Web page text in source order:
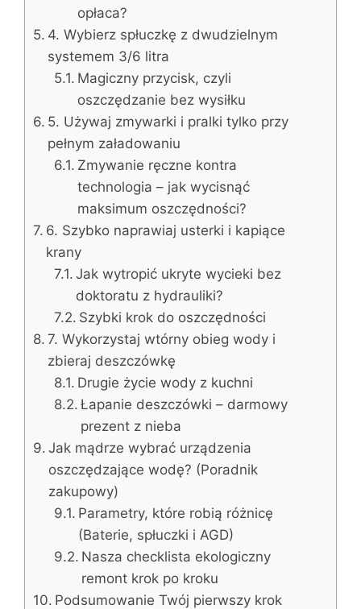
opłaca?
4. Wybierz spłuczkę z dwudzielnym
systemem 3/6 litra
Magiczny przycisk, czyli
oszczędzanie bez wysiłku
5. Używaj zmywarki i pralki tylko przy
pełnym załadowaniu
Zmywanie ręczne kontra
technologia – jak wycisnąć
maksimum oszczędności?
6. Szybko naprawiaj usterki i kapiące
krany
Jak wytropić ukryte wycieki bez
doktoratu z hydrauliki?
Szybki krok do oszczędności
7. Wykorzystaj wtórny obieg wody i
zbieraj deszczówkę
Drugie życie wody z kuchni
Łapanie deszczówki – darmowy
prezent z nieba
Jak mądrze wybrać urządzenia
oszczędzające wodę? (Poradnik
zakupowy)
Parametry, które robią różnicę
(Baterie, spłuczki i AGD)
Nasza checklista ekologiczny
remont krok po kroku
Podsumowanie Twój pierwszy krok